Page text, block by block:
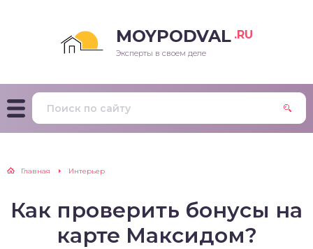
MOYPODVAL .RU
Эксперты в своем деле
Главная Интерьер
Как проверить бонусы на
карте Максидом?